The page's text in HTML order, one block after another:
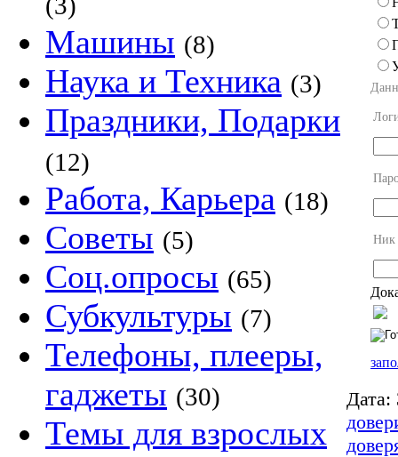
Машины (8)
Наука и Техника (3)
Праздники, Подарки
(12)
Работа, Карьера (18)
Советы (5)
Соц.опросы (65)
Субкультуры (7)
Телефоны, плееры,
гаджеты (30)
Темы для взрослых
Ник
Дата: